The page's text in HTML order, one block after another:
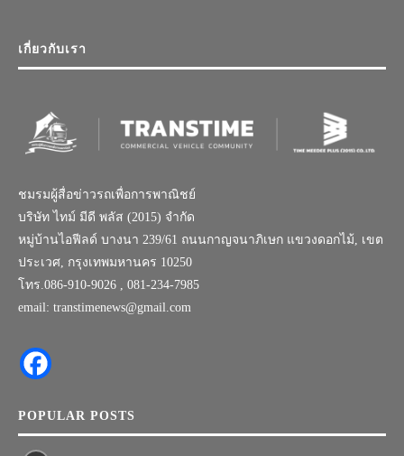
เกี่ยวกับเรา
ชมรมผู้สื่อข่าวรถเพื่อการพาณิชย์
บริษัท ไทม์ มีดี พลัส (2015) จำกัด
หมู่บ้านไอฟีลด์ บางนา 239/61 ถนนกาญจนาภิเษก แขวงดอกไม้, เขต
ประเวศ, กรุงเทพมหานคร 10250
โทร.086-910-9026 , 081-234-7985
email: transtimenews@gmail.com
POPULAR POSTS